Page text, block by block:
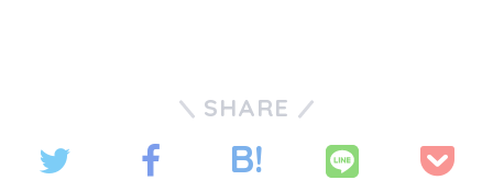
SHARE